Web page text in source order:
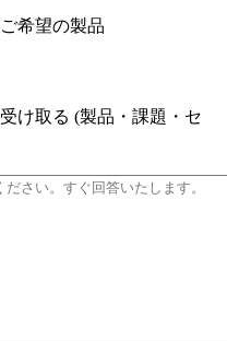
希望の製品
け取る (製品・課題・セ